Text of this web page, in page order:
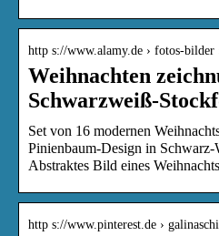
http s://www.alamy.de › fotos-bilder
Weihnachten
Schwarzweiß-
Set von 16 modernen
Pinienbaum-Design in
Abstraktes Bild eines
http s://www.pinterest.de ›